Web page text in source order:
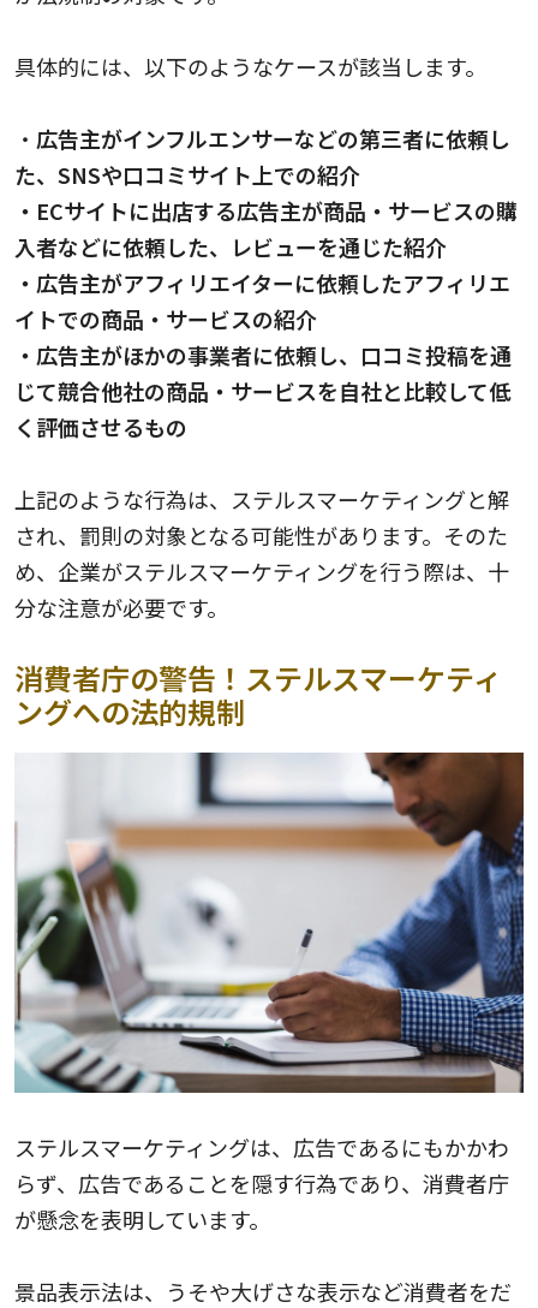
具体的には、以下のようなケースが該当します。
・ 広告主がインフルエンサーなどの第三者に依頼し
た、SNSや口コミサイト上での紹介
・ECサイトに出店する広告主が商品・サービスの購
入者などに依頼した、レビューを通じた紹介
・広告主がアフィリエイターに依頼したアフィリエ
イトでの商品・サービスの紹介
・広告主がほかの事業者に依頼し、口コミ投稿を通
じて競合他社の商品・サービスを自社と比較して低
く評価させるもの
上記のような行為は、ステルスマーケティングと解
され、罰則の対象となる可能性があります。そのた
め、企業がステルスマーケティングを行う際は、十
分な注意が必要です。
消費者庁の警告！ステルスマーケティ
ングへの法的規制
ステルスマーケティングは、広告であるにもかかわ
らず、広告であることを隠す行為であり、消費者庁
が懸念を表明しています。
景品表示法は、うそや大げさな表示など消費者をだ